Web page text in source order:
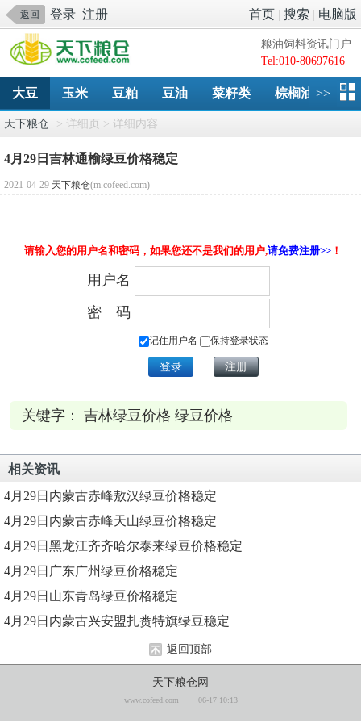
返回 登录 注册 首页 | 搜索 | 电脑版
粮油饲料资讯门户
Tel:010-80697616
大豆 玉米 豆粕 豆油 菜籽类 棕榈油 淀
>>
天下粮仓 > 详细页 > 详细内容
4月29日吉林通榆绿豆价格稳定
2021-04-29 天下粮仓(m.cofeed.com)
请输入您的用户名和密码，如果您还不是我们的用户,请免费注册>>！
用户名
密 码
记住用户名 保持登录状态
关键字： 吉林绿豆价格 绿豆价格
相关资讯
4月29日内蒙古赤峰敖汉绿豆价格稳定
4月29日内蒙古赤峰天山绿豆价格稳定
4月29日黑龙江齐齐哈尔泰来绿豆价格稳定
4月29日广东广州绿豆价格稳定
4月29日山东青岛绿豆价格稳定
4月29日内蒙古兴安盟扎赉特旗绿豆稳定
返回顶部
天下粮仓网
www.cofeed.com 06-17 10:13